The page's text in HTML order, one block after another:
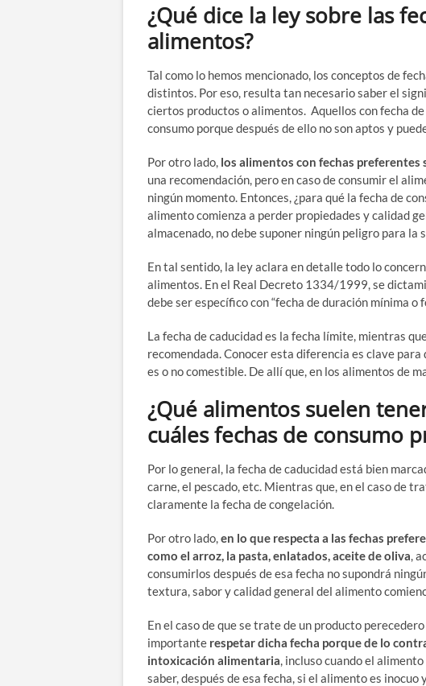
¿Qué dice la ley sobre las
alimentos?
Tal como lo hemos mencionado, los conceptos de
distintos. Por eso, resulta tan necesario saber el
ciertos productos o alimentos. Aquellos con fecha
consumo porque después de ello no son aptos y
Por otro lado, los alimentos con fechas preferentes
una recomendación, pero en caso de consumir el
ningún momento. Entonces, ¿para qué la fecha de
alimento comienza a perder propiedades y calidad
almacenado, no debe suponer ningún peligro para la
En tal sentido, la ley aclara en detalle todo lo
alimentos. En el Real Decreto 1334/1999, se
debe ser específico con “fecha de duración mínima o
La fecha de caducidad es la fecha límite, mientras
recomendada. Conocer esta diferencia es clave
es o no comestible. De allí que, en los alimentos de
¿Qué alimentos suelen
cuáles fechas de consumo
Por lo general, la fecha de caducidad está bien
carne, el pescado, etc. Mientras que, en el caso de
claramente la fecha de congelación.
Por otro lado,en lo que respecta a las fechas
como el arroz, la pasta, enlatados, aceite de oliva,
consumirlos después de esa fecha no supondrá
textura, sabor y calidad general del alimento
En el caso de que se trate de un producto
importante respetar dicha fecha porque de lo
intoxicación alimentaria, incluso cuando el
saber, después de esa fecha, si el alimento es inocuo